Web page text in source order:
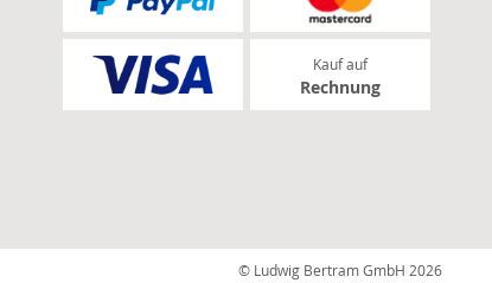
Kauf auf
Rechnung
© Ludwig Bertram GmbH 2026